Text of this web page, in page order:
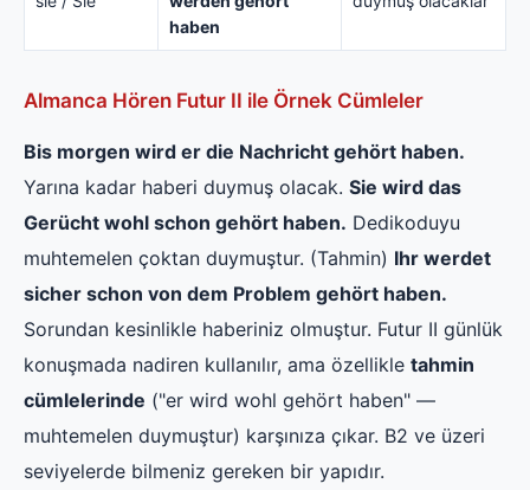
haben
Almanca Hören Futur II ile Örnek Cümleler
Bis morgen wird er die Nachricht gehört haben.
Yarına kadar haberi duymuş olacak. Sie wird das
Gerücht wohl schon gehört haben. Dedikoduyu
muhtemelen çoktan duymuştur. (Tahmin) Ihr werdet
sicher schon von dem Problem gehört haben.
Sorundan kesinlikle haberiniz olmuştur. Futur II günlük
konuşmada nadiren kullanılır, ama özellikle tahmin
cümlelerinde ("er wird wohl gehört haben" —
muhtemelen duymuştur) karşınıza çıkar. B2 ve üzeri
seviyelerde bilmeniz gereken bir yapıdır.